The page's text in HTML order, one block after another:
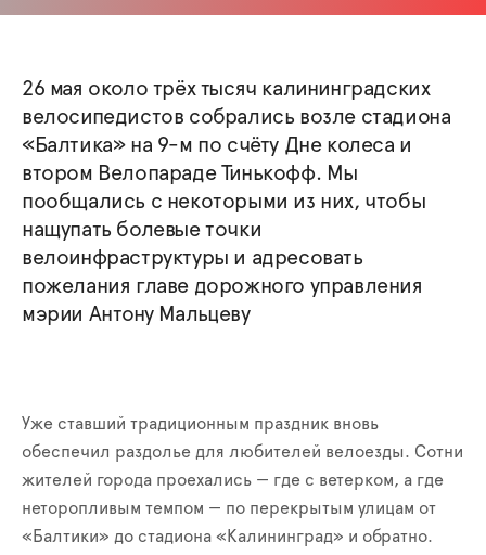
26 мая около трёх тысяч калининградских
велосипедистов собрались возле стадиона
«Балтика» на 9-м по счёту Дне колеса и
втором Велопараде Тинькофф. Мы
пообщались с некоторыми из них, чтобы
нащупать болевые точки
велоинфраструктуры и адресовать
пожелания главе дорожного управления
мэрии Антону Мальцеву
Уже ставший традиционным праздник вновь
обеспечил раздолье для любителей велоезды. Сотни
жителей города проехались — где с ветерком, а где
неторопливым темпом — по перекрытым улицам от
«Балтики» до стадиона «Калининград» и обратно.